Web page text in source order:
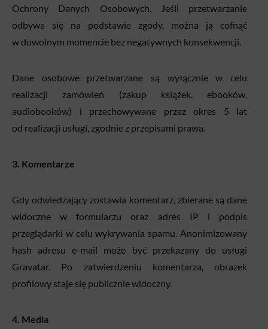
Ochrony Danych Osobowych. Jeśli przetwarzanie
odbywa się na podstawie zgody, można ją cofnąć
w dowolnym momencie bez negatywnych konsekwencji.
Dane osobowe przetwarzane są wyłącznie w celu
realizacji zamówień (zakup książek, ebooków,
audiobooków) i przechowywane przez okres 5 lat
od realizacji usługi, zgodnie z przepisami prawa.
3. Komentarze
Gdy odwiedzający zostawia komentarz, zbierane są dane
widoczne w formularzu oraz adres IP i podpis
przeglądarki w celu wykrywania spamu. Anonimizowany
hash adresu e-mail może być przekazany do usługi
Gravatar. Po zatwierdzeniu komentarza, obrazek
profilowy staje się publicznie widoczny.
4. Media